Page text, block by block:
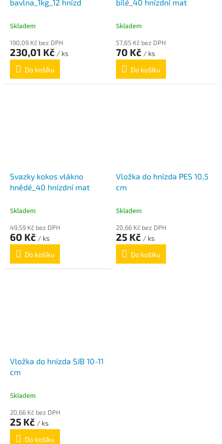
bavlna_1kg_12 hnízd
Skladem
190,09 Kč bez DPH
230,01 Kč / ks
Do košíku
bílé_40 hnízdní mat
Skladem
57,85 Kč bez DPH
70 Kč / ks
Do košíku
Svazky kokos vlákno
hnědé_40 hnízdní mat
Skladem
49,59 Kč bez DPH
60 Kč / ks
Do košíku
Vložka do hnízda PES 10,5
cm
Skladem
20,66 Kč bez DPH
25 Kč / ks
Do košíku
Vložka do hnízda SJB 10-11
cm
Skladem
20,66 Kč bez DPH
25 Kč / ks
Do košíku